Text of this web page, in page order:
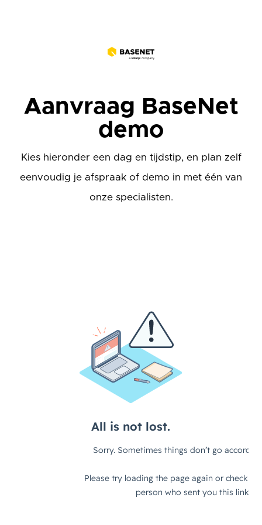
Aanvraag BaseNet
demo
Kies hieronder een dag en tijdstip, en plan zelf
eenvoudig je afspraak of demo in met één van
onze specialisten.